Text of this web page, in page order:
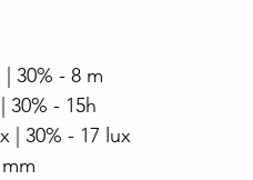
| 30% - 8 m
30% - 15h
| 30% - 17 lux